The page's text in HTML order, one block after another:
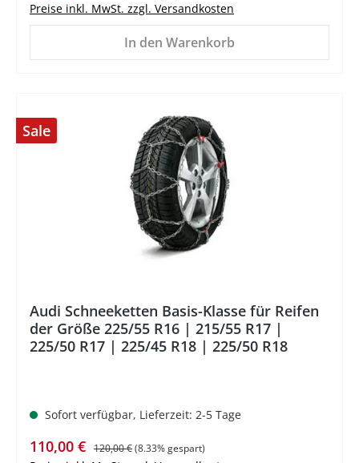
Preise inkl. MwSt. zzgl. Versandkosten
In den Warenkorb
Sale
Audi Schneeketten Basis-Klasse für Reifen
der Größe 225/55 R16 | 215/55 R17 |
225/50 R17 | 225/45 R18 | 225/50 R18
Sofort verfügbar, Lieferzeit: 2-5 Tage
Verkaufspreis:
110,00 € Regulärer Preis:
120,00 €(8.33% gespart)